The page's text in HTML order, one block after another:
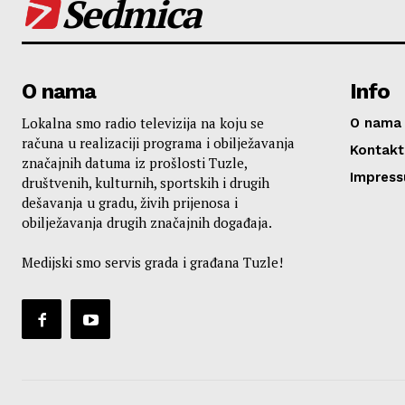
Sedmica
O nama
Lokalna smo radio televizija na koju se
računa u realizaciji programa i obilježavanja
značajnih datuma iz prošlosti Tuzle,
društvenih, kulturnih, sportskih i drugih
dešavanja u gradu, živih prijenosa i
obilježavanja drugih značajnih događaja.
Medijski smo servis grada i građana Tuzle!
Info
O nama
Kontakt